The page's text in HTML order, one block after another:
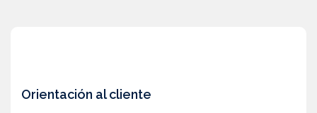
Orientación al cliente